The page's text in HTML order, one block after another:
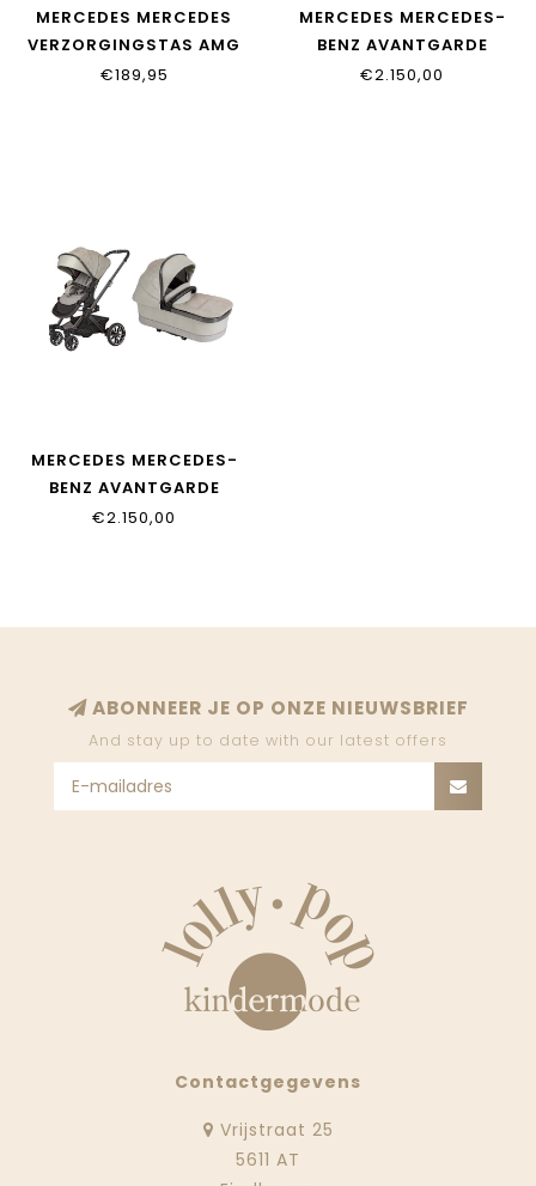
MERCEDES MERCEDES
VERZORGINGSTAS AMG
GT (MODEL 2025)
€189,95
MERCEDES MERCEDES-
BENZ AVANTGARDE
KINDERWAGEN TARTUFO
€2.150,00
MERCEDES MERCEDES-
BENZ AVANTGARDE
KINDERWAGEN BEIGE
€2.150,00
ABONNEER JE OP ONZE NIEUWSBRIEF
And stay up to date with our latest offers
Contactgegevens
Vrijstraat 25
5611 AT